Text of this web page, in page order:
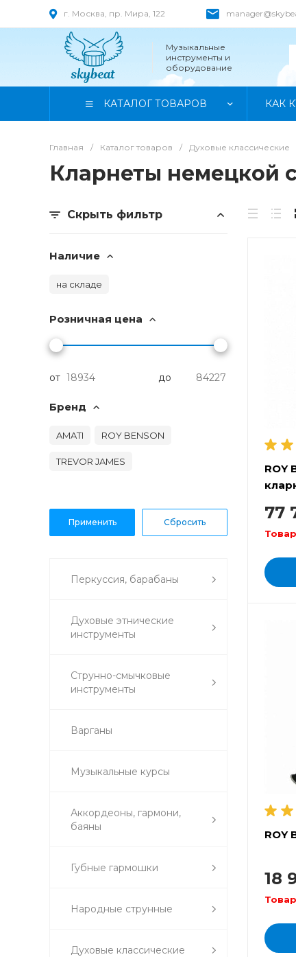
г. Москва, пр. Мира, 122
Музыкальные
инструменты и
оборудование
КАТАЛОГ ТОВАРОВ КАК
Главная / Каталог товаров / Духовые классические
Кларнеты немецкой
Скрыть фильтр
Розничная цена
от до
Наличие
на складе
Бренд
AMATI ROY BENSON
TREVOR JAMES
Перкуссия, барабаны
Духовые этнические
инструменты
Струнно-смычковые
инструменты
Варганы
Музыкальные курсы
Аккордеоны, гармони,
баяны
Губные гармошки
Народные струнные
Духовые классические
ROY
77
ROY
18